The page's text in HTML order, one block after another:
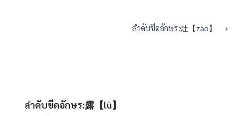
ลำดับขีดอักษร:灶【zào】 ⟶
ลำดับขีดอักษร:露【lù】